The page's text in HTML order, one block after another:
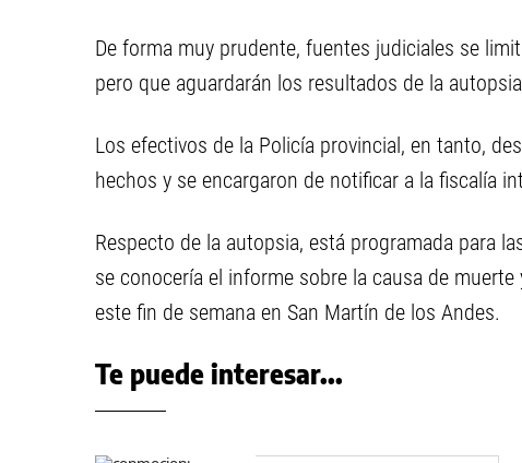
De forma muy prudente, fuentes judiciales se
pero que aguardarán los resultados de la
Los efectivos de la Policía provincial, en tanto,
hechos y se encargaron de notificar a la fiscalía
Respecto de la autopsia, está programada para
se conocería el informe sobre la causa de
este fin de semana en San Martín de los Andes.
Te puede interesar...